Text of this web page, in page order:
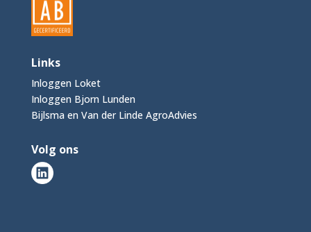
Links
Inloggen Loket
Inloggen Bjorn Lunden
Bijlsma en Van der Linde AgroAdvies
Volg ons